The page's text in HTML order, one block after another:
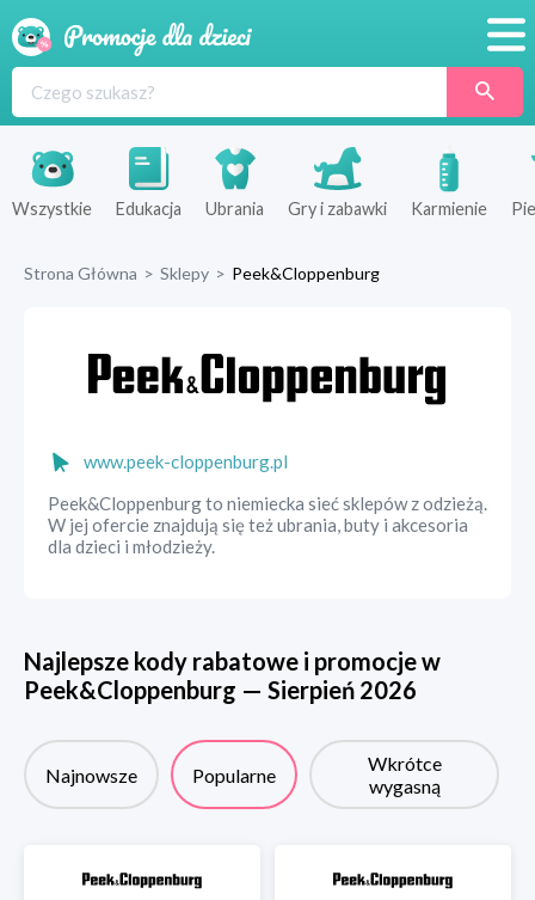
Produkty
Sklepy
Wszystkie Edukacja Ubrania Gry i zabawki Karmienie
Strona Główna > Sklepy > Peek&Cloppenburg
www.peek-cloppenburg.pl
Peek&Cloppenburg to niemiecka sieć sklepów z odzieżą.
W jej ofercie znajdują się też ubrania, buty i akcesoria
dla dzieci i młodzieży.
Najlepsze kody rabatowe i promocje w
Peek&Cloppenburg — Sierpień 2026
Najnowsze Popularne
Wkrótce
wygasną